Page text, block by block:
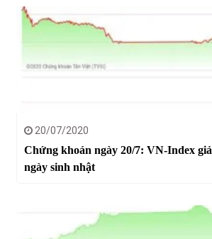
20/07/2020
Chứng khoán ngày 20/7: VN-Index
ngày sinh nhật